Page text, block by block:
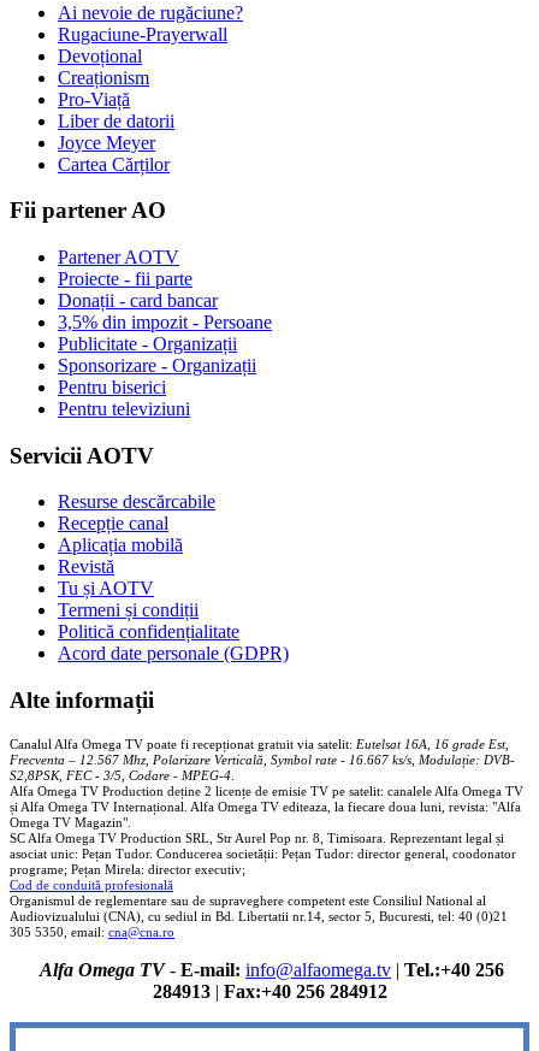
Ai nevoie de rugăciune?
Rugaciune-Prayerwall
Devoțional
Creaționism
Pro-Viață
Liber de datorii
Joyce Meyer
Cartea Cărților
Fii partener AO
Partener AOTV
Proiecte - fii parte
Donații - card bancar
3,5% din impozit - Persoane
Publicitate - Organizații
Sponsorizare - Organizații
Pentru biserici
Pentru televiziuni
Servicii AOTV
Resurse descărcabile
Recepție canal
Aplicația mobilă
Revistă
Tu și AOTV
Termeni și condiții
Politică confidențialitate
Acord date personale (GDPR)
Alte informații
Canalul Alfa Omega TV poate fi recepționat gratuit via satelit: Eutelsat 16A, 16 grade Est,
Frecventa – 12.567 Mhz, Polarizare Verticală, Symbol rate - 16.667 ks/s, Modulație: DVB-
S2,8PSK, FEC - 3/5, Codare - MPEG-4
Alfa Omega TV Production deține 2 licențe de emisie TV pe satelit: canalele Alfa Omega TV
și Alfa Omega TV Internațional. Alfa Omega TV editeaza, la fiecare doua luni, revista: "Alfa
Omega TV Magazin".
SC Alfa Omega TV Production SRL, Str Aurel Pop nr. 8, Timisoara. Reprezentant legal și
asociat unic: Pețan Tudor. Conducerea societății: Pețan Tudor: director general, coodonator
programe; Pețan Mirela: director executiv;
Cod de conduită profesională
Organismul de reglementare sau de supraveghere competent este Consiliul National al
Audiovizualului (CNA), cu sediul in Bd. Libertatii nr.14, sector 5, Bucuresti, tel: 40 (0)21
305 5350, email: cna@cna.ro
Alfa Omega TV- E-mail: info@alfaomega.tv | Tel.:+40 256
284913| Fax:+40 256 284912